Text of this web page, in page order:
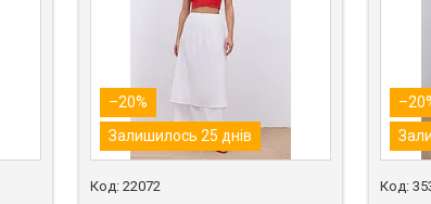
–20%
Залишилось 25 днів
22072